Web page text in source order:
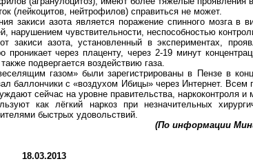
(лейкоцитов, нейтрофилов) справиться не может.
закиси азота является поражение спинного мозга в
чувствительности, неспособностью
закиси азота, установленный в экспериментах,
через плаценту, через 2-19 минут
подвергается воздействию газа.
газом» были зарегистрированы в Пензе в
баллончики с «воздухом Ибицы» через Интернет.
сейчас на уровне правительства, наркоконтроля и
как лёгкий наркоз при незначительных
быстрых удовольствий.
(По информации
18.03.2013